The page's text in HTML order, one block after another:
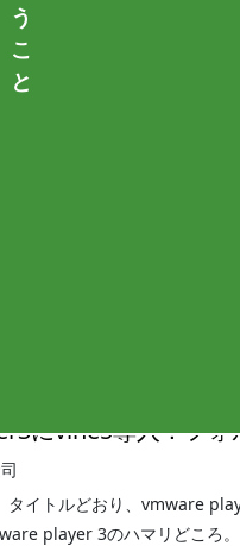
う
こ
と
/ VMware Fusionを
普段お使いのコンピュータを
や専用サーバでは不要です
で、外部ネットワ
にvine5導入！フ
タイトルどおり、vmware
player 3のハマリどころ